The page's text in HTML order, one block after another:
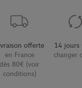
offerte
en France
dès 80€ (voir
conditions)
14 jours
changer